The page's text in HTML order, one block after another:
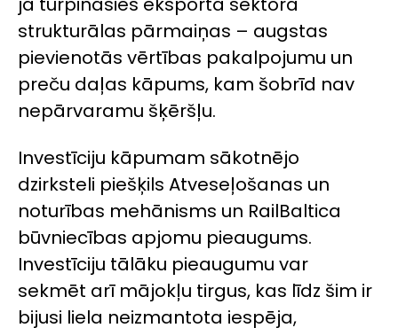
strukturālas pārmaiņas – augstas
pievienotās vērtības pakalpojumu un
preču daļas kāpums, kam šobrīd nav
nepārvaramu šķēršļu.
Investīciju kāpumam sākotnējo
dzirksteli piešķils Atveseļošanas un
noturības mehānisms un RailBaltica
būvniecības apjomu pieaugums.
Investīciju tālāku pieaugumu var
sekmēt arī mājokļu tirgus, kas līdz šim ir
bijusi liela neizmantota iespēja,